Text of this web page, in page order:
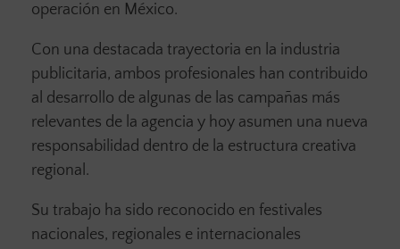
operación en México.
Con una destacada trayectoria en la industria
publicitaria, ambos profesionales han contribuido
al desarrollo de algunas de las campañas más
relevantes de la agencia y hoy asumen una nueva
responsabilidad dentro de la estructura creativa
regional.
Su trabajo ha sido reconocido en festivales
nacionales, regionales e internacionales